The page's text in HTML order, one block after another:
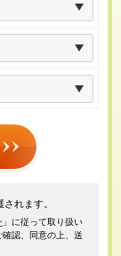
れます。
」に従って取り扱い
認、同意の上、送